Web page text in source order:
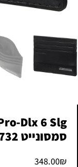
סמסונייט KK309732
348.00₪